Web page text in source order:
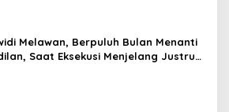
Melawan, Berpuluh Bulan Menanti
Saat Eksekusi Menjelang Justru